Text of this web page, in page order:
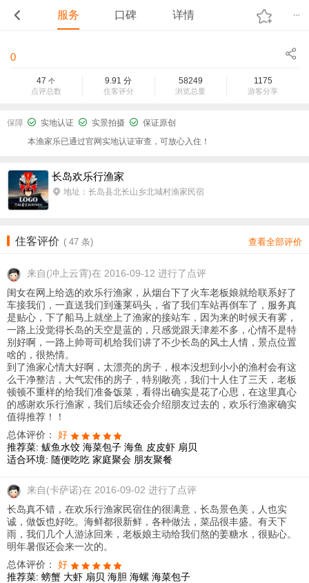
服务 口碑 详情
0
47 个
点评总数
9.91 分
住客评分
58249
浏览总量
1175
游客分享
保障 实地认证 实景拍摄
保证原创
本渔家乐已通过官网实地认证审查，可放心入住！
长岛欢乐行渔家
地址：长岛县北长山乡北城村渔家民宿
住客评价 ( 47 条) 查看全部评价
来自(冲上云霄)在 2016-09-12 进行了点评
闺女在网上给选的欢乐行渔家，从烟台下了火车老板娘就给联系好了
车接我们，一直送我们到蓬莱码头，省了我们车站再倒车了，服务真
是贴心，下了船马上就坐上了渔家的接站车，因为来的时候天有雾，
一路上没觉得长岛的天空是蓝的，只感觉跟天津差不多，心情不是特
别好啊，一路上帅哥司机给我们讲了不少长岛的风土人情，景点位置
啥的，很热情。
到了渔家心情大好啊，太漂亮的房子，根本没想到小小的渔村会有这
么干净整洁，大气宏伟的房子，特别敞亮，我们十人住了三天，老板
顿顿不重样的给我们准备饭菜，看得出确实是花了心思，在这里真心
的感谢欢乐行渔家，我们后续还会介绍朋友过去的，欢乐行渔家确实
值得推荐！！
总体评价： 好
推荐菜: 鲅鱼水饺 海菜包子 海鱼 皮皮虾 扇贝
适合环境: 随便吃吃 家庭聚会 朋友聚餐
来自(卡萨诺)在 2016-09-02 进行了点评
长岛真不错，在欢乐行渔家民宿住的很满意，长岛景色美，人也实
诚，做饭也好吃。海鲜都很新鲜，各种做法，菜品很丰盛。有天下
雨，我们几个人游泳回来，老板娘主动给我们熬的姜糖水，很贴心。
明年暑假还会来一次的。
总体评价： 好
推荐菜: 螃蟹 大虾 扇贝 海胆 海螺 海菜包子